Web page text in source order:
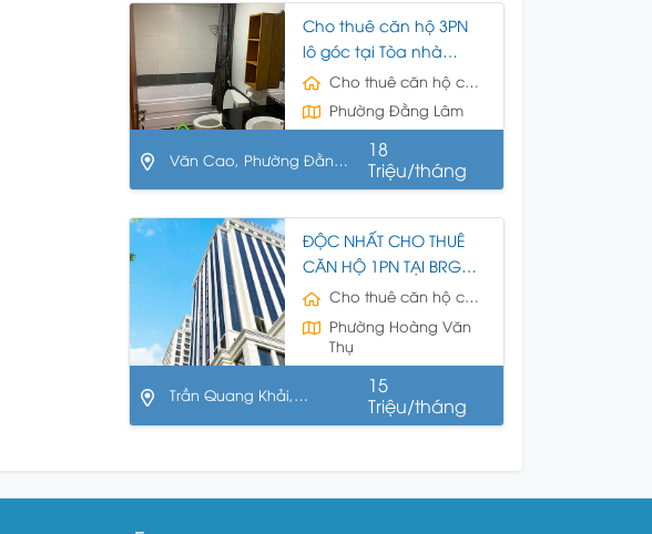
Cho thuê căn hộ 3PN
lô góc tại Tòa nhà
Techcombank số 195
Văn Cao, Hải An, Hải
Phòng
Cho thuê căn hộ chung cư
Phường Đằng Lâm
Văn Cao, Phường Đằng
Lâm, Quận Hải An, Hải
18
Triệu/tháng
ĐỘC NHẤT CHO THUÊ
CĂN HỘ 1PN TẠI BRG
LEGEND Hilton SỐ 14
TRẦN QUANG KHẢI, HẢI
PHÒNG
Cho thuê căn hộ chung cư
Phường Hoàng Văn
Thụ
Trần Quang Khải,
15
Triệu/tháng